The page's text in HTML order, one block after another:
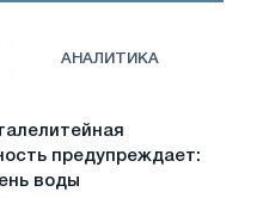
АНАЛИТИКА
предупреждает:
воды